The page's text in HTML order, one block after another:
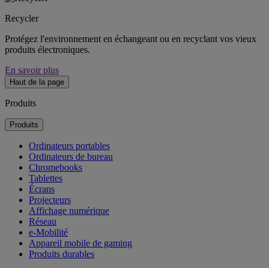
Recycler
Protégez l'environnement en échangeant ou en recyclant vos vieux
produits électroniques.
En savoir plus
Haut de la page
Produits
Produits
Ordinateurs portables
Ordinateurs de bureau
Chromebooks
Tablettes
Écrans
Projecteurs
Affichage numérique
Réseau
e-Mobilité
Appareil mobile de gaming
Produits durables